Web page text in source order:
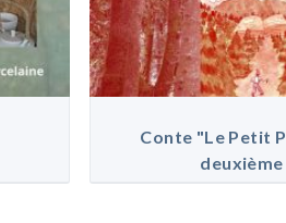
Conte "Le Petit
deuxième